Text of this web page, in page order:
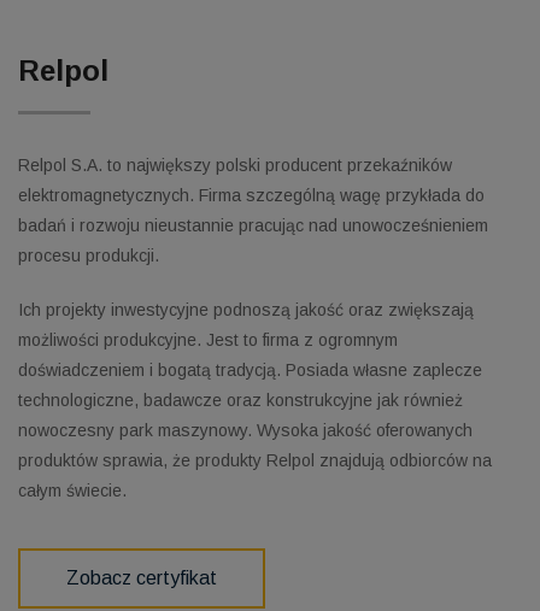
Relpol
Relpol S.A. to największy polski producent przekaźników
elektromagnetycznych. Firma szczególną wagę przykłada do
badań i rozwoju nieustannie pracując nad unowocześnieniem
procesu produkcji.
Ich projekty inwestycyjne podnoszą jakość oraz zwiększają
możliwości produkcyjne. Jest to firma z ogromnym
doświadczeniem i bogatą tradycją. Posiada własne zaplecze
technologiczne, badawcze oraz konstrukcyjne jak również
nowoczesny park maszynowy. Wysoka jakość oferowanych
produktów sprawia, że produkty Relpol znajdują odbiorców na
całym świecie.
Zobacz certyfikat